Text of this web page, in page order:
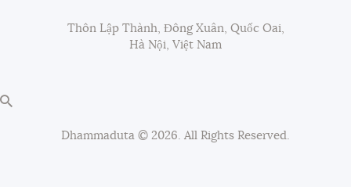
Thôn Lập Thành, Đông Xuân, Quốc Oai,
Hà Nội, Việt Nam
Dhammaduta © 2026. All Rights Reserved.